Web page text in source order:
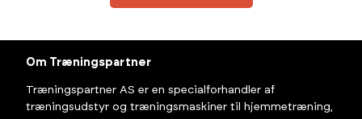
Om Træningspartner
Træningspartner AS er en specialforhandler af
træningsudstyr og træningsmaskiner til hjemmetræning,